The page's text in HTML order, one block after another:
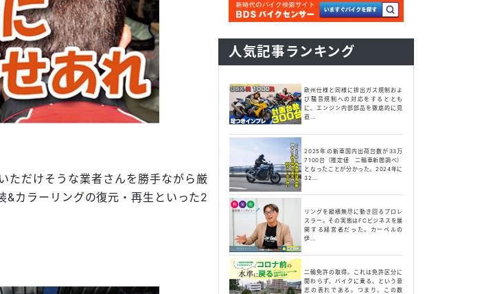
ただけそうな業者さんを勝手ながら厳
&カラーリングの復元・再生といった2
人気記事ランキング
欧州仕様と同様に排出ガス規制およ
び騒音規制への対応をするととも
に、エンジン内部部品を徹底的に見
直...
2025年の新車国内出荷台数が33万
7100台（推定値 二輪車新聞調べ）
となったことが分かった。2024年に
32...
リングを縦横無尽に動き回るプロレ
スラー。その実態はFCビジネスを展
開する経営者だった。カーベルの
伊...
二輪免許の取得。これは免許区分に
関わらず、バイクに乗る、という意
志の表れである。つまり、この数